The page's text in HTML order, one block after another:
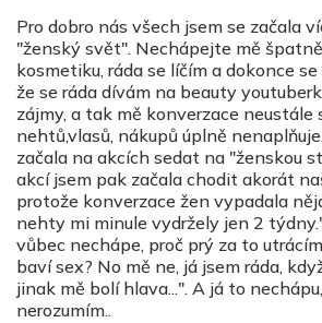
Pro dobro nás všech jsem se začala
"ženský svět". Nechápejte mě
kosmetiku, ráda se líčím a dokonce
že se ráda dívám na beauty
zájmy, a tak mě konverzace neustále
nehtů,vlasů, nákupů úplně
začala na akcích sedat na "ženskou
akcí jsem pak začala chodit akorát
protože konverzace žen vypadala
nehty mi minule vydržely jen 2
vůbec nechápe, proč prý za to
baví sex? No mě ne, já jsem ráda,
jinak mě bolí hlava...". A já to
nerozumím..